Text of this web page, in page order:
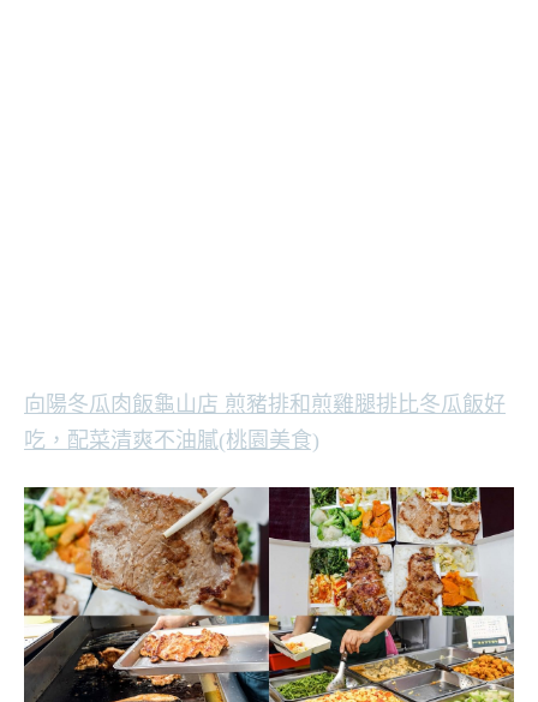
向陽冬瓜肉飯龜山店 煎豬排和煎雞腿排比冬瓜飯好
吃，配菜清爽不油膩(桃園美食)